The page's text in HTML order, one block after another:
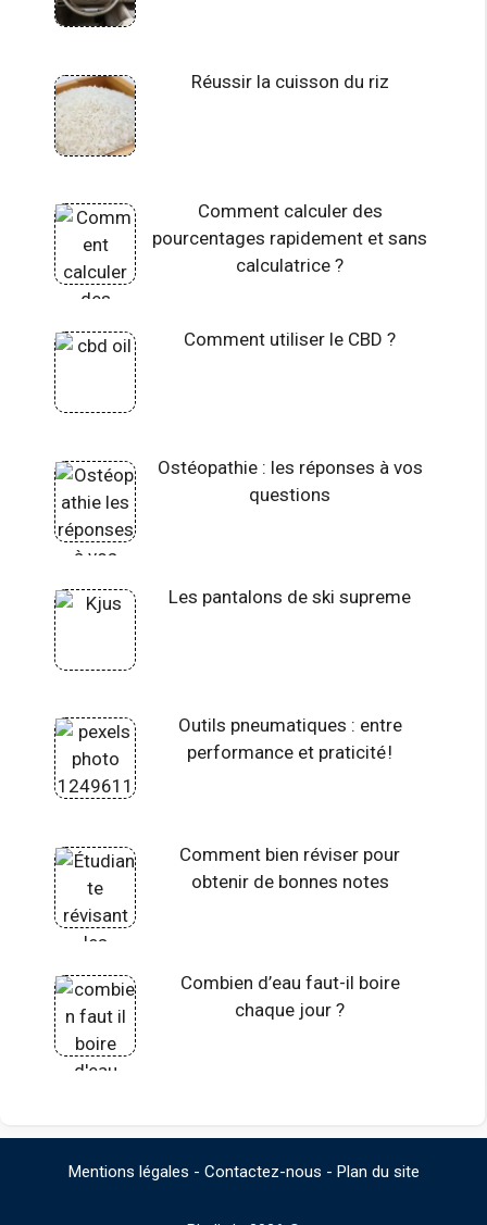
Réussir la cuisson du riz
Comment calculer des
pourcentages rapidement et sans
calculatrice ?
Comment utiliser le CBD ?
Ostéopathie : les réponses à vos
questions
Les pantalons de ski supreme
Outils pneumatiques : entre
performance et praticité !
Comment bien réviser pour
obtenir de bonnes notes
Combien d’eau faut-il boire
chaque jour ?
Mentions légales - Contactez-nous - Plan du site